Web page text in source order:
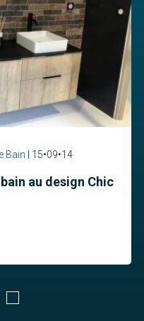
Bain 15•09•14
au design Chic